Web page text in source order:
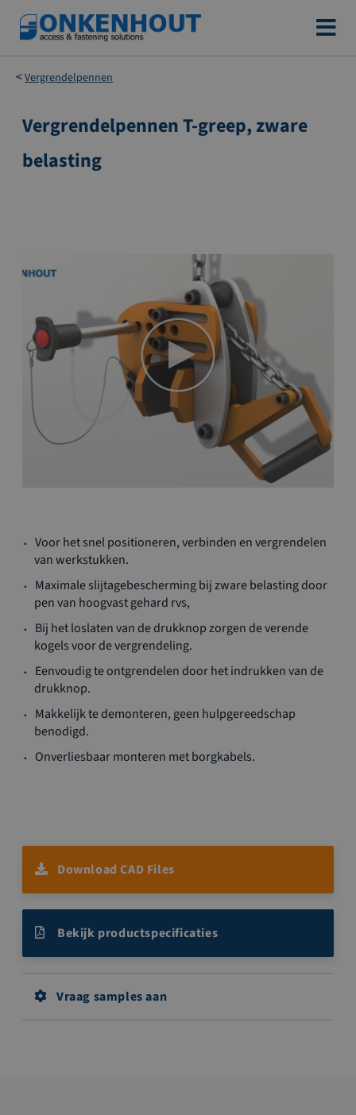
Ga
naar
de
inhoud
Vergrendelpennen
Ga
het
Vergrendelpennen T-greep, zware
belasting
naar
het
begin
van
afbeeldingen-
gallerij
Voor het snel positioneren, verbinden en vergrendelen
van werkstukken.
Maximale slijtagebescherming bij zware belasting door
pen van hoogvast gehard rvs,
Bij het loslaten van de drukknop zorgen de verende
kogels voor de vergrendeling.
Eenvoudig te ontgrendelen door het indrukken van de
drukknop.
Makkelijk te demonteren, geen hulpgereedschap
benodigd.
Onverliesbaar monteren met borgkabels.
Download CAD Files
Bekijk productspecificaties
Vraag samples aan